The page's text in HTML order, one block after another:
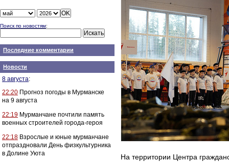
Поиск по новостям:
Последние комментарии
Новости
8 августа:
22:20 Прогноз погоды в Мурманске
на 9 августа
22:19 Мурманчане почтили память
военных строителей города-героя
22:18 Взрослые и юные мурманчане
отпраздновали День физкультурника
в Долине Уюта
На территории Центра